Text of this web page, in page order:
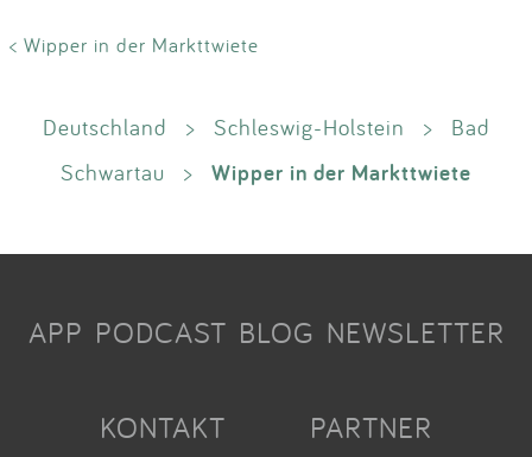
< Wipper in der Markttwiete
Deutschland > Schleswig-Holstein >
Bad
Schwartau
> Wipper in der Markttwiete
APP PODCAST BLOG NEWSLETTER
KONTAKT PARTNER